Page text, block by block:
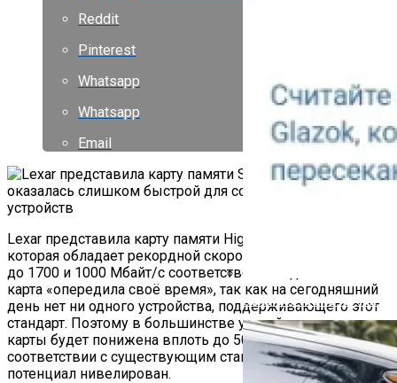
Как Работает Счетчик
Reddit
Pinterest
Whatsapp
Whatsapp
Email
Lexar представила карту памяти High-Performance SD 8.0,
которая обладает рекордной скоростью чтения и записи
до 1700 и 1000 Мбайт/с соответственно. Однако эта
карта «опередила своё время», так как на сегодняшний
день нет ни одного устройства, поддерживающего этот
стандарт. Поэтому в большинстве устройств скорость
карты будет понижена вплоть до 50 Мбайт/с в
соответствии с существующим стандартом UHS-I, а её
потенциал нивелирован.